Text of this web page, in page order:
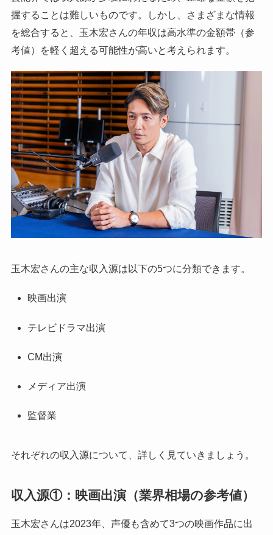
握することは難しいものです。しかし、さまざまな情報
を総合すると、玉木宏さんの年収は高水準の金額帯（参
考値）を軽く超える可能性が高いと考えられます。
玉木宏さんの主な収入源は以下の5つに分類できます。
映画出演
テレビドラマ出演
CM出演
メディア出演
監督業
それぞれの収入源について、詳しく見ていきましょう。
収入源①：映画出演（業界相場の参考値）
玉木宏さんは2023年、声優も含めて3つの映画作品に出